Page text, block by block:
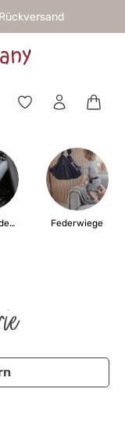
Einschlagdecken Federwiege